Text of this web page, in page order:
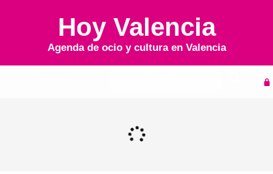
Hoy Valencia
Agenda de ocio y cultura en Valencia